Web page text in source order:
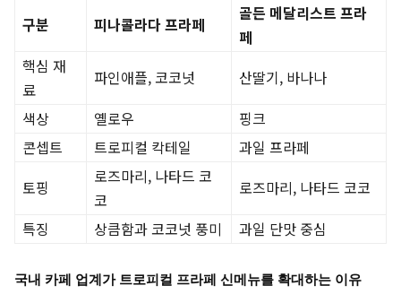
구분 피나콜라다 프라페
골든 메달리스트 프라
페
핵심 재
료
파인애플, 코코넛
산딸기, 바나나
색상
옐로우
핑크
콘셉트
트로피컬 칵테일
과일 프라페
토핑
로즈마리, 나타드 코
코
로즈마리, 나타드 코코
특징
상큼함과 코코넛 풍미 과일 단맛 중심
국내 카페 업계가 트로피컬 프라페 신메뉴를 확대하는 이유